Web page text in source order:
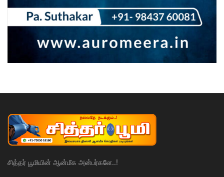
சித்தர் பூமியின் ஆன்மீக அன்பர்களே..!